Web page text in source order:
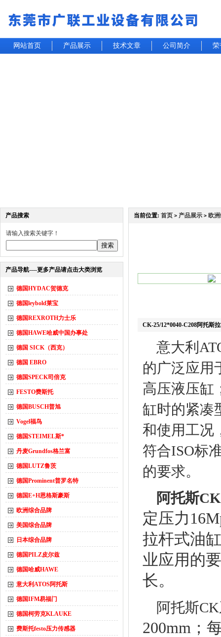
网站首页 产品展示 技术文章 公司简介 荣
产品搜索
请输入搜索关键字！
产品导航----更多产品请点击大类浏览
德国HYDAC贺德克
德国leybold莱宝
德国REXROTH力士乐
德国HAWE哈威中国办事处
德国 SICK（西克）
德国 EBRO
德国SPECK司倍克
FESTO费斯托
德国BUSCH普旭
Vogel福鸟
德国STEIMEL斯*
丹麦Grundfos格兰富
德国LUTZ鲁茨
德国Prominent普罗名特
德国E+H恩格斯豪斯
欧洲综合品牌
美国综合品牌
日本综合品牌
德国PILZ皮尔兹
德国哈威HAWE
意大利ATOS阿托斯
德国IFM易福门
德国柯劳克KLAUKE
费斯托festo压力传感器
当前位置: 首页 > 产品展示 > 欧
CK-25/12*0040-C208阿托斯
意大利
的广泛应用
高压液压缸
缸时的紧凑
和使用工况
符合ISO标
的要求。
阿托斯
定压力
拉杆式油
业应用的
长。
阿托斯CK
200mm；